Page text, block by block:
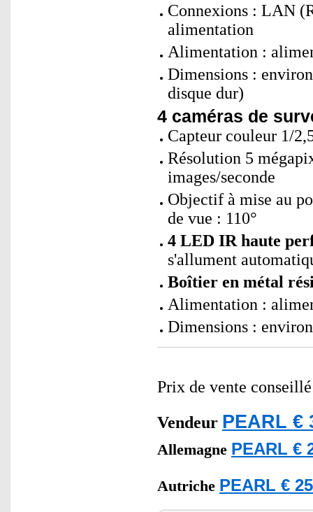
Connexions : LAN
alimentation
Alimentation :
Dimensions :
disque dur)
4 caméras de
Capteur couleur 1/
Résolution 5
images/seconde
Objectif à mise au
de vue : 110°
4 LED IR haute
s'allument
Boîtier en métal
Alimentation :
Dimensions :
Prix de vente
Vendeur PEARL €
Allemagne PEARL €
Autriche PEARL €